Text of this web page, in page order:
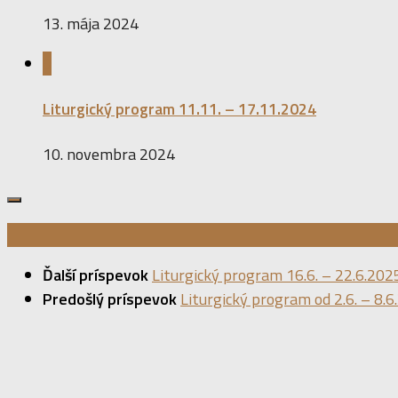
13. mája 2024
Liturgický program 11.11. – 17.11.2024
10. novembra 2024
Ďalší príspevokLiturgický program 16.6. –
Predošlý príspevokLiturgický program od 2.6. –